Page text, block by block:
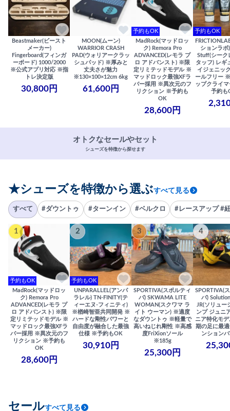
Beastmaker(ビースト
メーカー)
Fingerboard(フィンガ
ーボード) 1000/2000
※公式アプリ対応 ※指
トレ決定版
30,800円
MOON(ムーン)
WARRIOR CRASH
PAD(ウォリアークラッ
シュパッド) ※厚みと
丈夫さが魅力
※130×100×12cm 6kg
61,600円
予約もOK
MadRock(マッドロッ
ク) Remora Pro
ADVANCED(レモラ プ
ロ アドバンスト) ※限
定リミテッドモデル ※
マッドロック最強XFラ
バー採用 ※異次元のフ
リクション ※予約も
OK
28,600円
予約もOK
ションラボ
Stuff(シーク
タッフ) レギ
イジェニッ
ールフリー
ップクライ
予約も
オトクなセールやセット
シューズを特徴から探せます
★シューズを特徴から選ぶすべて見る
すべて #ダウントゥ #ターンイン #ベルクロ #レースアップ #
1
予約もOK
MadRock(マッドロッ
ク) Remora Pro
ADVANCED(レモラ プ
ロ アドバンスト) ※限
定リミテッドモデル ※
マッドロック最強XFラ
バー採用 ※異次元のフ
リクション ※予約も
OK
28,600円
2
予約もOK
UNPARALLEL(アンパ
ラレル) TN-FINITY(テ
ィーエヌ-フィニティ)
※楢崎智亜共同開発 ※
ハードな剛性パワーと
自由度が融合した最強
仕様 ※予約もOK
30,910円
3
SPORTIVA(スポルティ
バ) SKWAMA LITE
WOMAN(スクワマ ラ
イト ウーマン) ※適度
なダウントゥ ※軽量で
高いねじれ剛性 ※高感
度FriXionソール
※185g
25,300円
4
SPORTIVA(
バ)
JR(ソリュー
ンプ ジュニ
ニア特化モ
期の足に最
ンション
セールすべて見る